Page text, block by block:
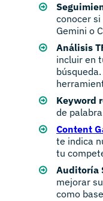
conocer
Gemini o
Análisis
incluir en
Keyword
de
Content
te indica
tu
Auditoría
mejorar
como